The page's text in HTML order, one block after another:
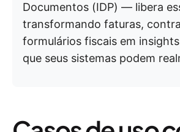
Documentos (IDP) — libera
transformando faturas,
formulários fiscais em
que seus sistemas podem